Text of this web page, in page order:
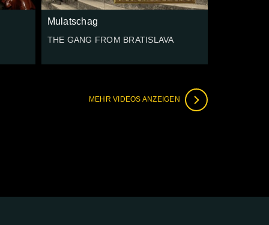
Mulatschag
THE GANG FROM BRATISLAVA
MEHR VIDEOS ANZEIGEN